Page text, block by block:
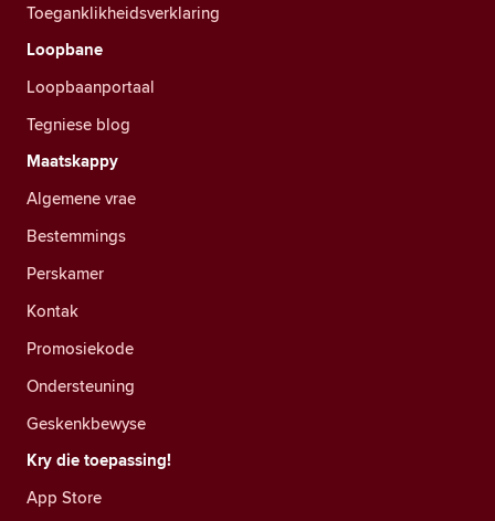
Toeganklikheidsverklaring
Loopbane
Loopbaanportaal
Tegniese blog
Maatskappy
Algemene vrae
Bestemmings
Perskamer
Kontak
Promosiekode
Ondersteuning
Geskenkbewyse
Kry die toepassing!
App Store